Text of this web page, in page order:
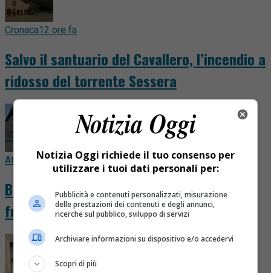
Cronaca12 ore fa
Salvo il santuario del Cavallero, l’incendio a
ridosso del torrente Sessera
Attualità17 ore fa
Bimbo di due mesi ricoverato con venti
fratture, avviate le indagini
Notizia Oggi richiede il tuo consenso per
utilizzare i tuoi dati personali per:
Pubblicità e contenuti personalizzati, misurazione
delle prestazioni dei contenuti e degli annunci,
ricerche sul pubblico, sviluppo di servizi
Archiviare informazioni su dispositivo e/o accedervi
Scopri di più